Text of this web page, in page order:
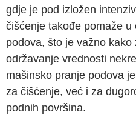
gdje je pod izložen
čišćenje takođe pomaže
podova, što je važno
održavanje vrednosti
mašinsko pranje podova
za čišćenje, već i za
podnih površina.